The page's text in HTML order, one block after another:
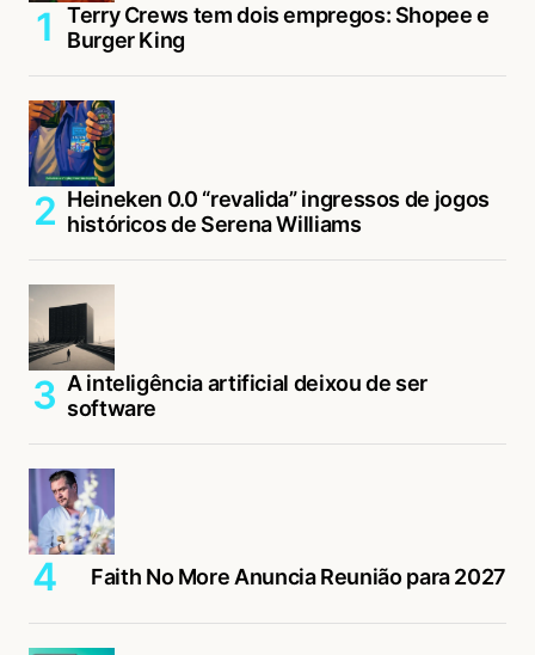
Terry Crews tem dois empregos: Shopee e
Burger King
Heineken 0.0 “revalida” ingressos de jogos
históricos de Serena Williams
A inteligência artificial deixou de ser
software
Faith No More Anuncia Reunião para 2027